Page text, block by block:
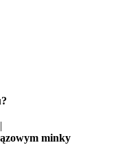
|
minky